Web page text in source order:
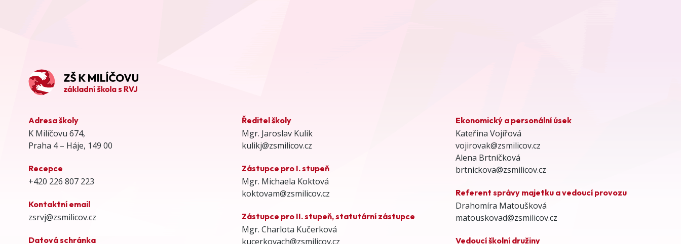
Adresa školy
K Milíčovu 674,
Praha 4 – Háje, 149 00
Recepce
+420 226 807 223
Kontaktní email
zsrvj@zsmilicov.cz
Datová schránka
Ředitel školy
Mgr. Jaroslav Kulik
kulikj@zsmilicov.cz
Zástupce pro I. stupeň
Mgr. Michaela Koktová
koktovam@zsmilicov.cz
Zástupce pro II. stupeň, statutární zástupce
Mgr. Charlota Kučerková
kucerkovach@zsmilicov.cz
Ekonomický a personální úsek
Kateřina Vojířová
vojirovak@zsmilicov.cz
Alena Brtníčková
brtnickova@zsmilicov.cz
Referent správy majetku a vedoucí provozu
Drahomíra Matoušková
matouskovad@zsmilicov.cz
Vedoucí školní družiny